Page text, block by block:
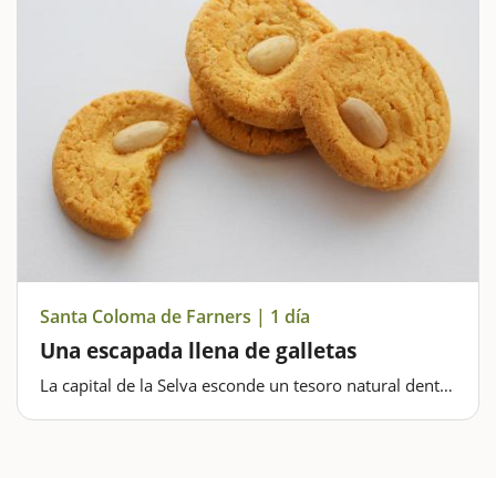
Santa Coloma de Farners | 1 día
Una escapada llena de galletas
La capital de la Selva esconde un tesoro natural dentro